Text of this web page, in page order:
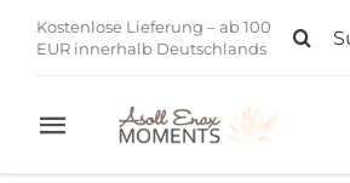
Inhalt
Kostenlose Lieferung – ab 100
EUR innerhalb Deutschlands
nach:
Toggle